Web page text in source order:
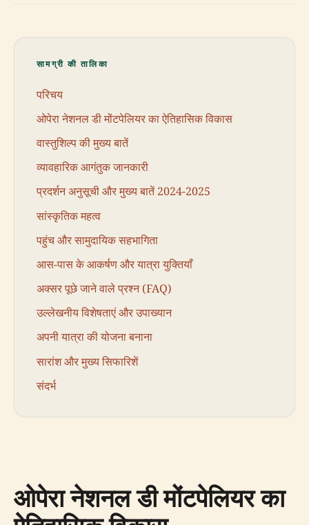
सामग्री की तालिका
परिचय
ओपेरा नेशनल डी मोंटपेलियर का ऐतिहासिक विकास
वास्तुशिल्प की मुख्य बातें
व्यावहारिक आगंतुक जानकारी
प्रदर्शन अनुसूची और मुख्य बातें 2024-2025
सांस्कृतिक महत्व
पहुंच और सामुदायिक सहभागिता
आस-पास के आकर्षण और यात्रा युक्तियाँ
अक्सर पूछे जाने वाले प्रश्न (FAQ)
उल्लेखनीय विशेषताएं और उपाख्यान
अपनी यात्रा की योजना बनाना
सारांश और मुख्य सिफारिशें
संदर्भ
ओपेरा नेशनल डी मोंटपेलियर का